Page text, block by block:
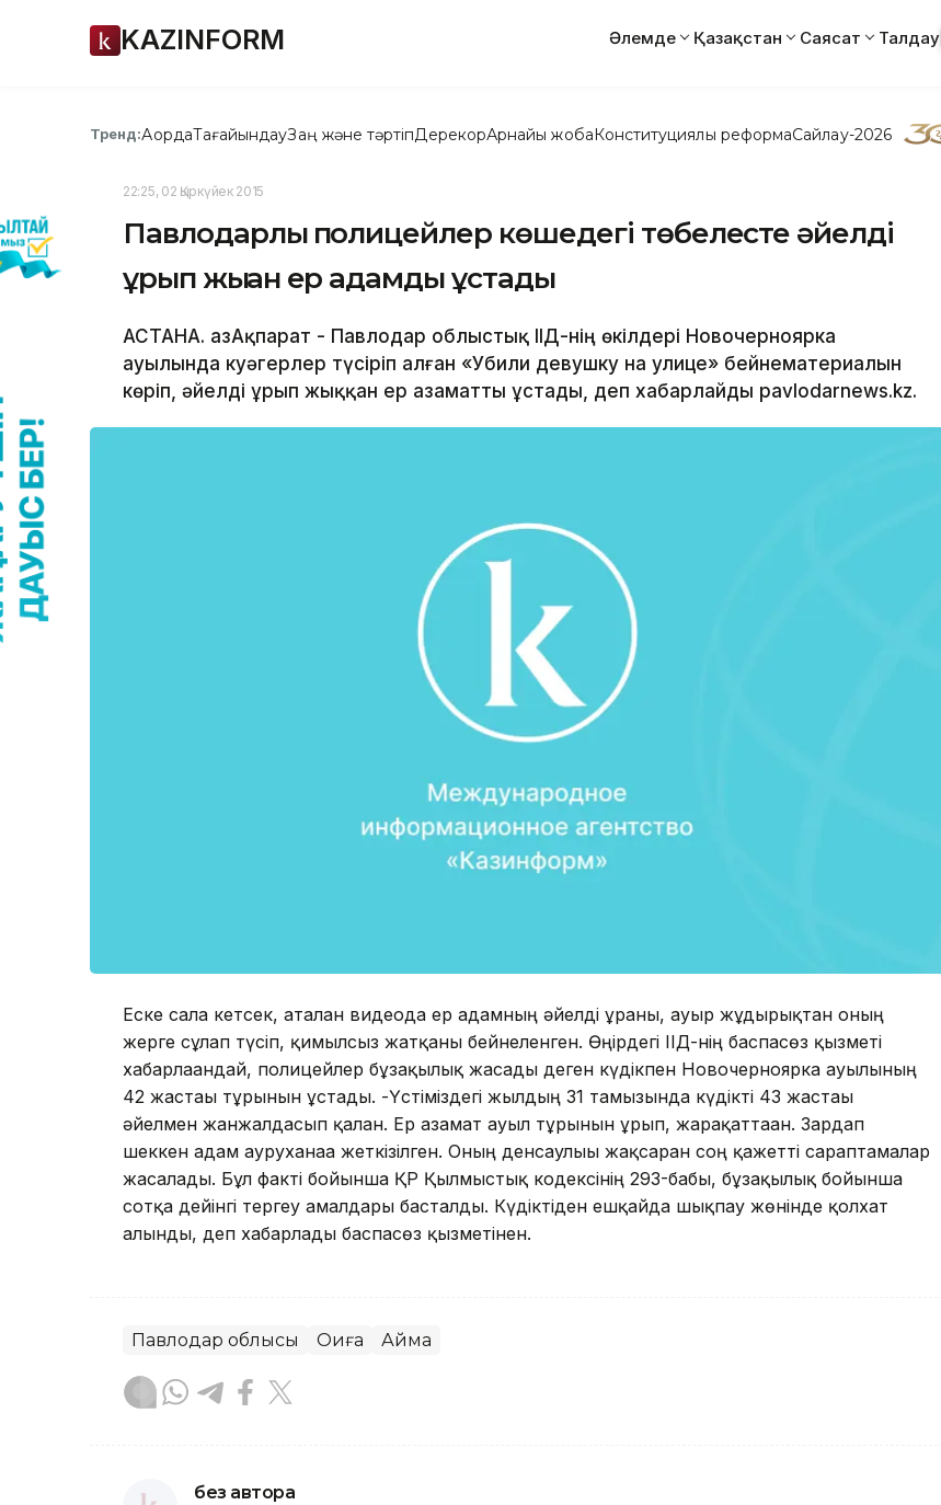
KAZINFORM Әлемде Қазақстан Саясат Талдау
Тренд:АқордаТағайындауЗаң және тәртіпДерекқорАрнайы жобаКонституциялық реформаСайлау-2026
22:25, 02 Қыркүйек 2015
Павлодарлық полицейлер көшедегі төбелесте әйелді
ұрып жыққан ер адамды ұстады
АСТАНА. ҚазАқпарат - Павлодар облыстық ІІД-нің өкілдері Новочерноярка
ауылында куәгерлер түсіріп алған «Убили девушку на улице» бейнематериалын
көріп, әйелді ұрып жыққан ер азаматты ұстады, деп хабарлайды pavlodarnews.kz.
Еске сала кетсек, аталған видеода ер адамның әйелді ұрғаны, ауыр жұдырықтан оның
жерге сұлап түсіп, қимылсыз жатқаны бейнеленген. Өңірдегі ІІД-нің баспасөз қызметі
хабарлағандай, полицейлер бұзақылық жасады деген күдікпен Новочерноярка ауылының
42 жастағы тұрғынын ұстады. -Үстіміздегі жылдың 31 тамызында күдікті 43 жастағы
әйелмен жанжалдасып қалған. Ер азамат ауыл тұрғынын ұрып, жарақаттаған. Зардап
шеккен адам ауруханаға жеткізілген. Оның денсаулығы жақсарған соң қажетті сараптамалар
жасалады. Бұл факті бойынша ҚР Қылмыстық кодексінің 293-бабы, бұзақылық бойынша
сотқа дейінгі тергеу амалдары басталды. Күдіктіден ешқайда шықпау жөнінде қолхат
алынды, деп хабарлады баспасөз қызметінен.
Павлодар облысы Оқиға Аймақ
без автора